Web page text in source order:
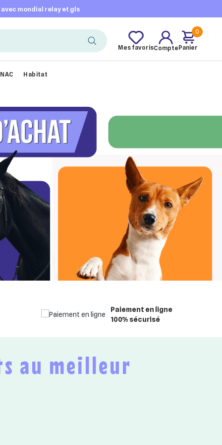
mondial relay et gls
Mes favorisCompte
0
Panier
NAC Habitat
Paiement en ligne
100% sécurisé